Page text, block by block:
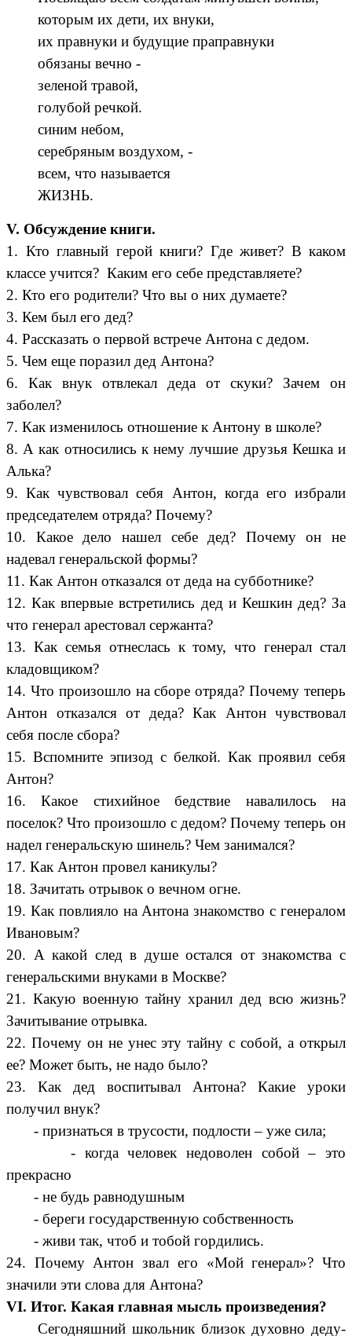
которым их дети, их внуки,
их правнуки и будущие праправнуки
обязаны вечно -
зеленой травой,
голубой речкой.
синим небом,
серебряным воздухом, -
всем, что называется
ЖИЗНЬ.
V. Обсуждение книги.
1. Кто главный герой книги? Где живет? В каком
классе учится? Каким его себе представляете?
2. Кто его родители? Что вы о них думаете?
3. Кем был его дед?
4. Рассказать о первой встрече Антона с дедом.
5. Чем еще поразил дед Антона?
6. Как внук отвлекал деда от скуки? Зачем он
заболел?
7. Как изменилось отношение к Антону в школе?
8. А как относились к нему лучшие друзья Кешка и
Алька?
9. Как чувствовал себя Антон, когда его избрали
председателем отряда? Почему?
10. Какое дело нашел себе дед? Почему он не
надевал генеральской формы?
11. Как Антон отказался от деда на субботнике?
12. Как впервые встретились дед и Кешкин дед? За
что генерал арестовал сержанта?
13. Как семья отнеслась к тому, что генерал стал
кладовщиком?
14. Что произошло на сборе отряда? Почему теперь
Антон отказался от деда? Как Антон чувствовал
себя после сбора?
15. Вспомните эпизод с белкой. Как проявил себя
Антон?
16. Какое стихийное бедствие навалилось на
поселок? Что произошло с дедом? Почему теперь он
надел генеральскую шинель? Чем занимался?
17. Как Антон провел каникулы?
18. Зачитать отрывок о вечном огне.
19. Как повлияло на Антона знакомство с генералом
Ивановым?
20. А какой след в душе остался от знакомства с
генеральскими внуками в Москве?
21. Какую военную тайну хранил дед всю жизнь?
Зачитывание отрывка.
22. Почему он не унес эту тайну с собой, а открыл
ее? Может быть, не надо было?
23. Как дед воспитывал Антона? Какие уроки
получил внук?
- признаться в трусости, подлости – уже сила;
- когда человек недоволен собой – это
прекрасно
- не будь равнодушным
- береги государственную собственность
- живи так, чтоб и тобой гордились.
24. Почему Антон звал его «Мой генерал»? Что
значили эти слова для Антона?
VI. Итог. Какая главная мысль произведения?
Сегодняшний школьник близок духовно деду-